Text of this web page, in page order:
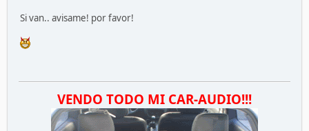
Si van.. avisame! por favor!
VENDO TODO MI CAR-AUDIO!!!